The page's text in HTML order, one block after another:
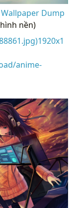
Dump
nền)
anime-